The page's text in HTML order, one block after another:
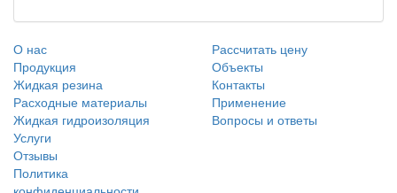
О нас
Продукция
Жидкая резина
Расходные материалы
Жидкая гидроизоляция
Услуги
Отзывы
Политика
Рассчитать цену
Объекты
Контакты
Применение
Вопросы и ответы